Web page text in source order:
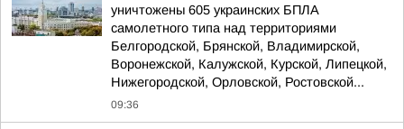
уничтожены 605 украинских БПЛА
самолетного типа над территориями
Белгородской, Брянской, Владимирской,
Воронежской, Калужской, Курской, Липецкой,
Нижегородской, Орловской, Ростовской...
09:36